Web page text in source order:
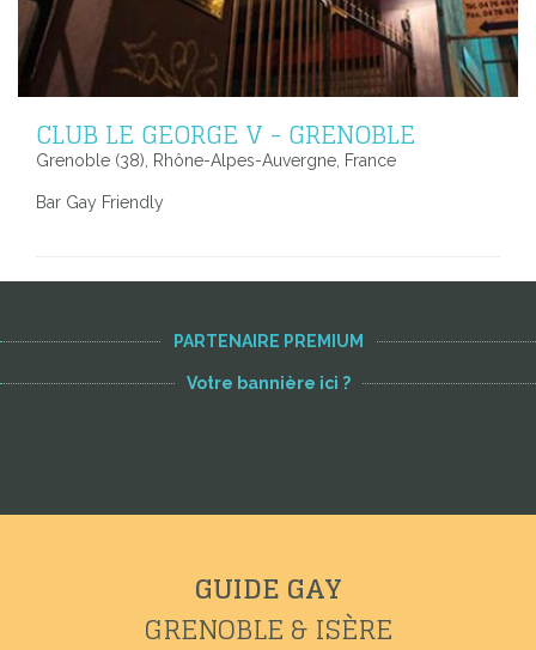
CLUB LE GEORGE V - GRENOBLE
Grenoble (38), Rhône-Alpes-Auvergne, France
Bar Gay Friendly
PARTENAIRE PREMIUM
Votre bannière ici ?
GUIDE GAY
GRENOBLE & ISÈRE